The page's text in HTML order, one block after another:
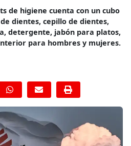
de higiene cuenta con un cubo
dientes, cepillo de dientes,
detergente, jabón para platos,
para hombres y mujeres.